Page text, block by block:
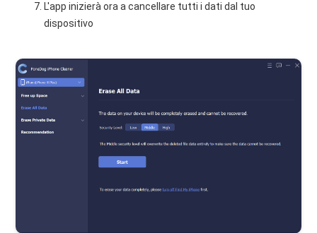
L'app inizierà ora a cancellare tutti i dati dal tuo
dispositivo